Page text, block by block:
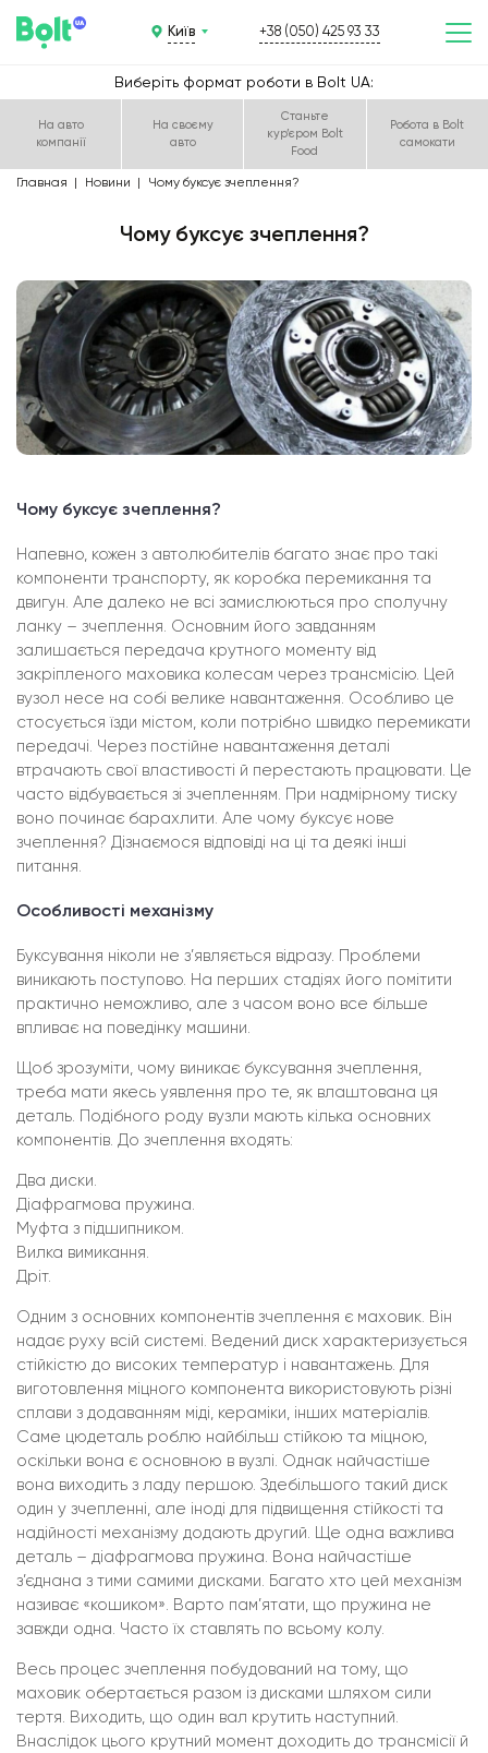
Київ +38 (050) 425 93 33
Виберіть формат роботи в Bolt UA:
На авто
компанії
На своєму
авто
Станьте
кур’єром Bolt
Food
Робота в Bolt
cамокати
Главная Новини Чому буксує зчеплення?
Чому буксує зчеплення?
Чому буксує зчеплення?
Напевно, кожен з автолюбителів багато знає про такі
компоненти транспорту, як коробка перемикання та
двигун. Але далеко не всі замислюються про сполучну
ланку – зчеплення. Основним його завданням
залишається передача крутного моменту від
закріпленого маховика колесам через трансмісію. Цей
вузол несе на собі велике навантаження. Особливо це
стосується їзди містом, коли потрібно швидко перемикати
передачі. Через постійне навантаження деталі
втрачають свої властивості й перестають працювати. Це
часто відбувається зі зчепленням. При надмірному тиску
воно починає барахлити. Але чому буксує нове
зчеплення? Дізнаємося відповіді на ці та деякі інші
питання.
Особливості механізму
Буксування ніколи не з’являється відразу. Проблеми
виникають поступово. На перших стадіях його помітити
практично неможливо, але з часом воно все більше
впливає на поведінку машини.
Щоб зрозуміти, чому виникає буксування зчеплення,
треба мати якесь уявлення про те, як влаштована ця
деталь. Подібного роду вузли мають кілька основних
компонентів. До зчеплення входять:
Два диски.
Діафрагмова пружина.
Муфта з підшипником.
Вилка вимикання.
Дріт.
Одним з основних компонентів зчеплення є маховик. Він
надає руху всій системі. Ведений диск характеризується
стійкістю до високих температур і навантажень. Для
виготовлення міцного компонента використовують різні
сплави з додаванням міді, кераміки, інших матеріалів.
Саме цюдеталь роблю найбільш стійкою та міцною,
оскільки вона є основною в вузлі. Однак найчастіше
вона виходить з ладу першою. Здебільшого такий диск
один у зчепленні, але іноді для підвищення стійкості та
надійності механізму додають другий. Ще одна важлива
деталь – діафрагмова пружина. Вона найчастіше
з’єднана з тими самими дисками. Багато хто цей механізм
називає «кошиком». Варто пам’ятати, що пружина не
завжди одна. Часто їх ставлять по всьому колу.
Весь процес зчеплення побудований на тому, що
маховик обертається разом із дисками шляхом сили
тертя. Виходить, що один вал крутить наступний.
Внаслідок цього крутний момент доходить до трансмісії й